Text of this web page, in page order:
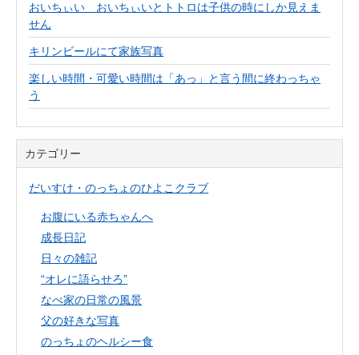
おいちぃい おいちぃいとトトロは子供の時にしか見えま
せん
キリンビールにて家族写真
楽しい時間・可愛い時間は「あっ」と言う間に終わっちゃ
う
カテゴリー
だいすけ・のっちょのひよこクラブ
お腹にいる赤ちゃんへ
成長日記
日々の雑記
“オレに語らせろ”
なべ家の日常の風景
父の好きな写真
のっちょのヘルシー食